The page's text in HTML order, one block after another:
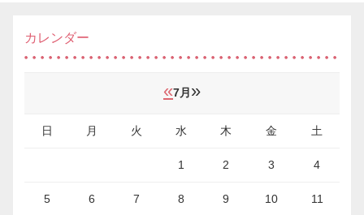
カレンダー
«7月 »
日 月 火 水 木 金 土
1 2 3 4
5 6 7 8 9 10 11